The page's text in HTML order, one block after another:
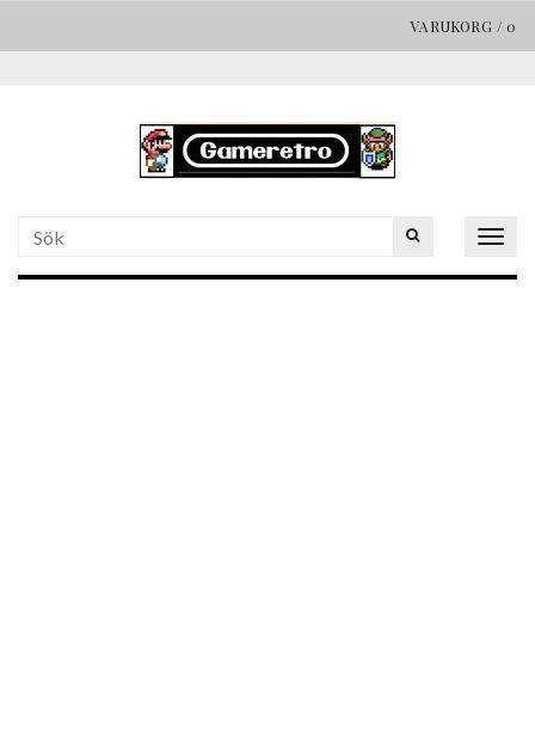
VARUKORG / 0